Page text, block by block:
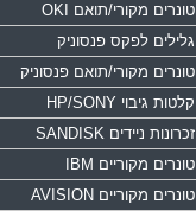
טונרים מקורי/תואם OKI
גלילים לפקס פנסוניק
טונרים מקורי/תואם פנסוניק
קלטות גיבוי HP/SONY
זכרונות ניידים SANDISK
טונרים מקוריים IBM
טונרים מקוריים AVISION